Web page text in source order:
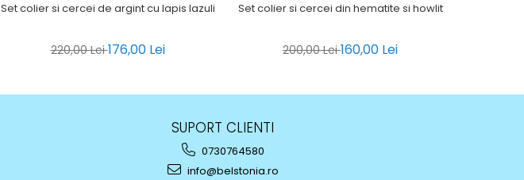
Set colier si cercei de argint cu lapis lazuli
220,00 Lei176,00 Lei
Set colier si cercei din hematite si howlit
200,00 Lei160,00 Lei
SUPORT CLIENTI
0730764580
info@belstonia.ro